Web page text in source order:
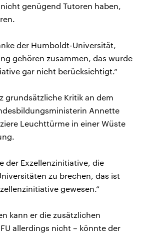
genügend Tutoren haben,
der Humboldt-Universität,
gehören zusammen, das wurde
gar nicht berücksichtigt.“
grundsätzliche Kritik an dem
Annette
Leuchttürme in einer Wüste
der Exzellenzinitiative, die
zu brechen, das ist
gewesen.“
kann er die zusätzlichen
allerdings nicht – könnte der